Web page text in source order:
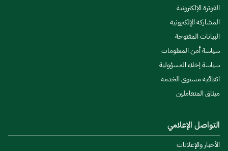
الفوترة الإلكترونية
المشاركة الإلكترونية
البيانات المفتوحة
سياسة أمن المعلومات
سياسة إخلاء المسؤولية
اتفاقية مستوى الخدمة
ميثاق المتعاملين
التواصل الإعلامي
الأخبار والإعلانات